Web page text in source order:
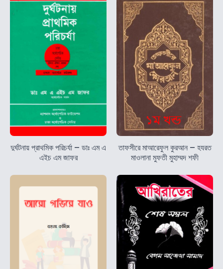
দুর্ঘটনায় প্রাথমিক পরিচর্যা – ডাঃ এম এ
এইচ এম জাফর
তাফসীরে মাআরেফুল কুরআন – হযরত
মাওলানা মুফতী মুহাম্মদ শফী